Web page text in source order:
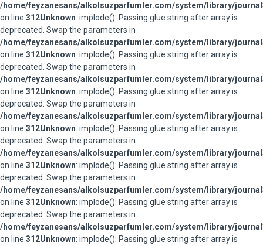
/home/feyzanesans/alkolsuzparfumler.com/system/library/
on line 312Unknown: implode(): Passing glue string after array is
deprecated. Swap the parameters in
/home/feyzanesans/alkolsuzparfumler.com/system/library/
on line 312Unknown: implode(): Passing glue string after array is
deprecated. Swap the parameters in
/home/feyzanesans/alkolsuzparfumler.com/system/library/
on line 312Unknown: implode(): Passing glue string after array is
deprecated. Swap the parameters in
/home/feyzanesans/alkolsuzparfumler.com/system/library/
on line 312Unknown: implode(): Passing glue string after array is
deprecated. Swap the parameters in
/home/feyzanesans/alkolsuzparfumler.com/system/library/
on line 312Unknown: implode(): Passing glue string after array is
deprecated. Swap the parameters in
/home/feyzanesans/alkolsuzparfumler.com/system/library/
on line 312Unknown: implode(): Passing glue string after array is
deprecated. Swap the parameters in
/home/feyzanesans/alkolsuzparfumler.com/system/library/
on line 312Unknown: implode(): Passing glue string after array is